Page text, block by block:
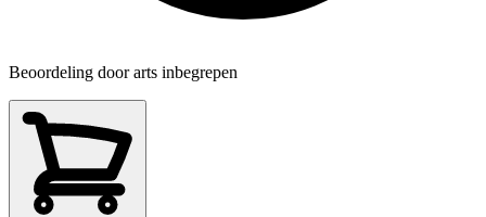
Beoordeling door arts inbegrepen